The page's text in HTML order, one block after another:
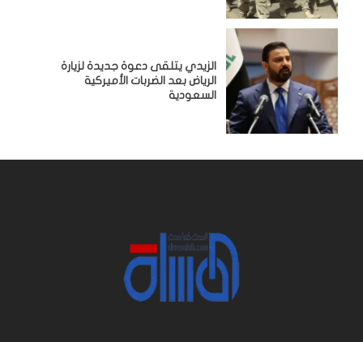
الزيدي يتلقى دعوة جديدة لزيارة
الرياض بعد الضربات الأميركية
السعودية